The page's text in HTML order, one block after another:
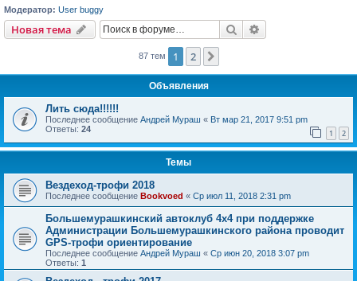
Модератор: User buggy
Новая тема Поиск
87 тем 1 2
Объявления
Лить сюда!!!!!!
Последнее сообщение Андрей Мураш « Вт мар 21, 2017 9:51 pm
Ответы: 24 1 2
Темы
Вездеход-трофи 2018
Последнее сообщение Bookvoed « Ср июл 11, 2018 2:31 pm
Большемурашкинский автоклуб 4х4 при поддержке
Администрации Большемурашкинского района проводит
GPS-трофи ориентирование
Последнее сообщение Андрей Мураш « Ср июн 20, 2018 3:07 pm
Ответы: 1